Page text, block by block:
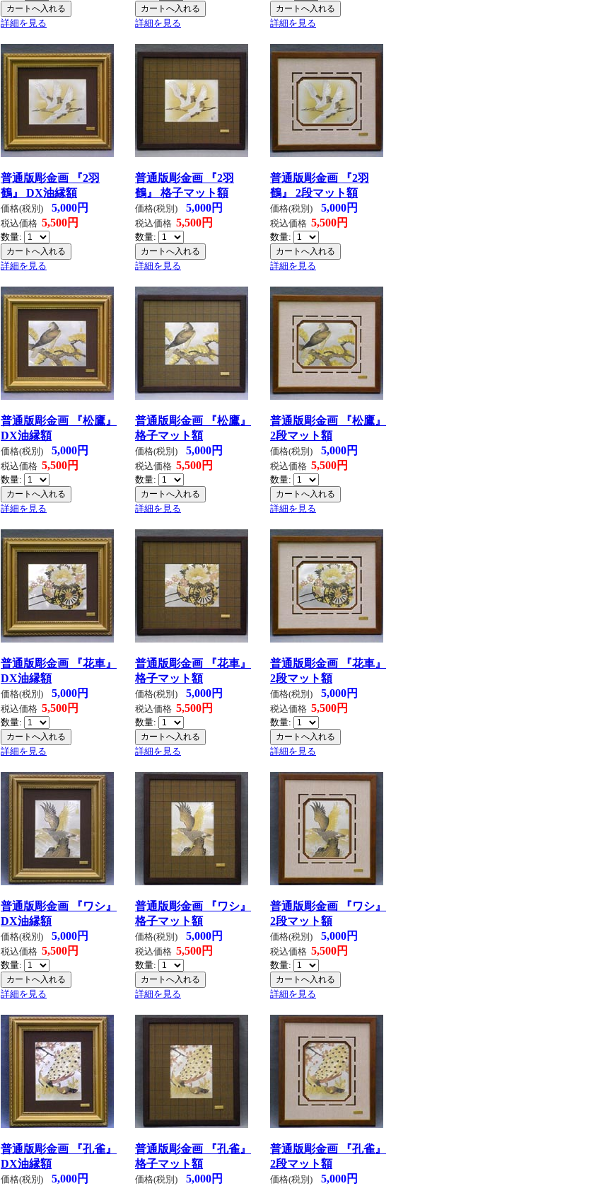
詳細を見る 詳細を見る 詳細を見る
普通版彫金画 『2羽
鶴』 DX油縁額
価格(税別) 5,000円
税込価格 5,500円
数量:
詳細を見る
普通版彫金画 『2羽
鶴』 格子マット額
価格(税別) 5,000円
税込価格 5,500円
数量:
詳細を見る
普通版彫金画 『2羽
鶴』 2段マット額
価格(税別) 5,000円
税込価格 5,500円
数量:
詳細を見る
普通版彫金画 『松鷹』
DX油縁額
価格(税別) 5,000円
税込価格 5,500円
数量:
詳細を見る
普通版彫金画 『松鷹』
格子マット額
価格(税別) 5,000円
税込価格 5,500円
数量:
詳細を見る
普通版彫金画 『松鷹』
2段マット額
価格(税別) 5,000円
税込価格 5,500円
数量:
詳細を見る
普通版彫金画 『花車』
DX油縁額
価格(税別) 5,000円
税込価格 5,500円
数量:
詳細を見る
普通版彫金画 『花車』
格子マット額
価格(税別) 5,000円
税込価格 5,500円
数量:
詳細を見る
普通版彫金画 『花車』
2段マット額
価格(税別) 5,000円
税込価格 5,500円
数量:
詳細を見る
普通版彫金画 『ワシ』
DX油縁額
価格(税別) 5,000円
税込価格 5,500円
数量:
詳細を見る
普通版彫金画 『ワシ』
格子マット額
価格(税別) 5,000円
税込価格 5,500円
数量:
詳細を見る
普通版彫金画 『ワシ』
2段マット額
価格(税別) 5,000円
税込価格 5,500円
数量:
詳細を見る
普通版彫金画 『孔雀』
DX油縁額
価格(税別) 5,000円
普通版彫金画 『孔雀』
格子マット額
価格(税別) 5,000円
普通版彫金画 『孔雀』
2段マット額
価格(税別) 5,000円